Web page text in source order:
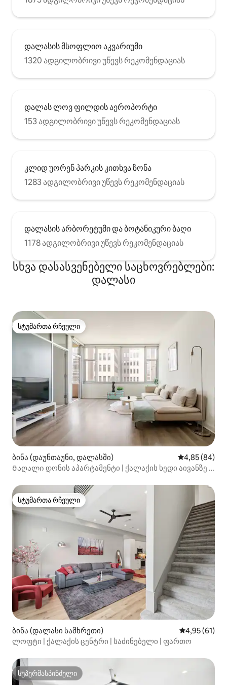
დალასის მსოფლიო აკვარიუმი
1320 ადგილობრივი უწევს რეკომენდაციას
დალას ლოვ ფილდის აეროპორტი
153 ადგილობრივი უწევს რეკომენდაციას
კლიდ უორენ პარკის კითხვა ზონა
1283 ადგილობრივი უწევს რეკომენდაციას
დალასის არბორეტუმი და ბოტანიკური ბაღი
1178 ადგილობრივი უწევს რეკომენდაციას
სხვა დასასვენებელი საცხოვრებლები:
დალასი
სტუმართა რჩეული
სტუმართა რჩეული
ბინა (დაუნთაუნი, დალასში) საშუალო
4,85 (84)
Მაღალი დონის აპარტამენტი | ქალაქის ხედი აივანზე |
სტუმართა რჩეული
სტუმართა რჩეული
ბინა (დალასი სამხრეთი) საშუალო
4,95 (61)
ლოფტი | ქალაქის ცენტრი | საძინებელი | ფართო
სუპერმასპინძელი
სუპერმასპინძელი